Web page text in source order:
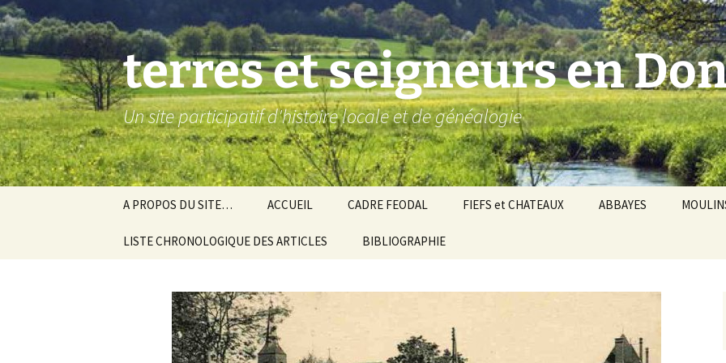
Aller
au
contenu
terres et seigneurs en
Un site participatif d'histoire locale et de généalogie
A PROPOS DU SITE… ACCUEIL CADRE FEODAL
Baronnie de Donzy
Grands fiefs voisins
FIEFS et CHATEAUX
Châtellenie de
ABBAYES
LISTE CHRONOLOGIQUE DES ARTICLES BIBLIOGRAPHIE